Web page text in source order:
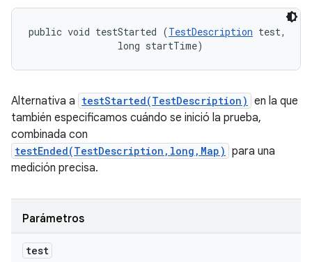
public void testStarted (TestDescription test,
                long startTime)
Alternativa a testStarted(TestDescription) en la que
también especificamos cuándo se inició la prueba,
combinada con
testEnded(TestDescription,long,Map) para una
medición precisa.
Parámetros
test